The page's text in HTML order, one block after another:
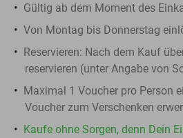
Gültig ab dem Moment des
Von Montag bis Donnerstag
Reservieren: Nach dem Kauf
reservieren (unter Angabe von
Maximal 1 Voucher pro Person
Voucher zum Verschenken
Kaufe ohne Sorgen, denn Dein